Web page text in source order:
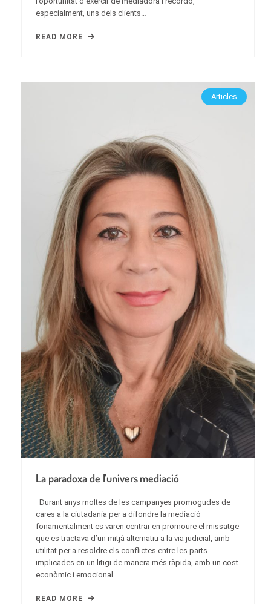
especialment, uns dels clients…
READ MORE
Articles
La paradoxa de l’univers mediació
Durant anys moltes de les campanyes promogudes de
cares a la ciutadania per a difondre la mediació
fonamentalment es varen centrar en promoure el missatge
que es tractava d’un mitjà alternatiu a la via judicial, amb
utilitat per a resoldre els conflictes entre les parts
implicades en un litigi de manera més ràpida, amb un cost
econòmic i emocional…
READ MORE